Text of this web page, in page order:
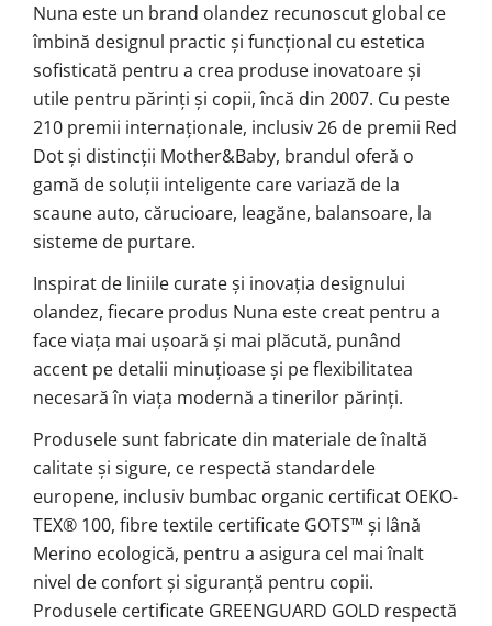
Nuna este un brand olandez recunoscut global ce
îmbină designul practic și funcțional cu estetica
sofisticată pentru a crea produse inovatoare și
utile pentru părinți și copii, încă din 2007. Cu peste
210 premii internaționale, inclusiv 26 de premii Red
Dot și distincții Mother&Baby, brandul oferă o
gamă de soluții inteligente care variază de la
scaune auto, cărucioare, leagăne, balansoare, la
sisteme de purtare.
Inspirat de liniile curate și inovația designului
olandez, fiecare produs Nuna este creat pentru a
face viața mai ușoară și mai plăcută, punând
accent pe detalii minuțioase și pe flexibilitatea
necesară în viața modernă a tinerilor părinți.
Produsele sunt fabricate din materiale de înaltă
calitate și sigure, ce respectă standardele
europene, inclusiv bumbac organic certificat OEKO-
TEX® 100, fibre textile certificate GOTS™ și lână
Merino ecologică, pentru a asigura cel mai înalt
nivel de confort și siguranță pentru copii.
Produsele certificate GREENGUARD GOLD respectă